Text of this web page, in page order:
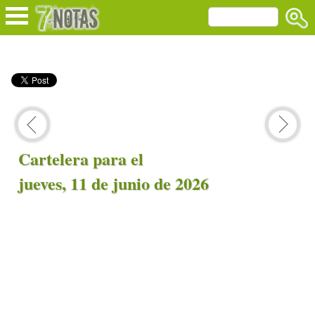
Cartelera para el
jueves, 11 de junio de 2026